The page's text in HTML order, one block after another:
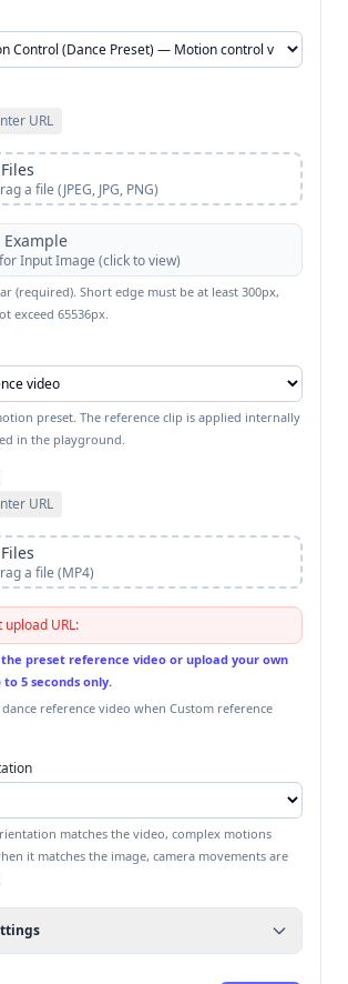
URL
a file (JPEG, JPG, PNG)
Example
Input Image (click to view)
(required). Short edge must be at least 300px,
exceed 65536px.
preset. The reference clip is applied internally
in the playground.
URL
a file (MP4)
upload URL:
the preset reference video or upload your own
5 seconds only.
reference video when Custom reference
matches the video, complex motions
it matches the image, camera movements are